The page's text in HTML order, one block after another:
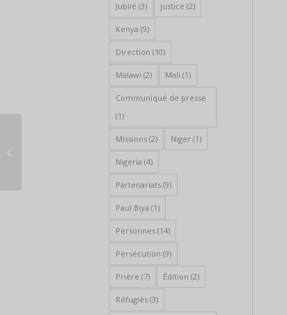
Jubilé (3) justice (2)
Kenya (9)
Direction (10)
Malawi (2) Mali (1)
Communiqué de presse
(1)
Missions (2) Niger (1)
Nigeria (4)
Partenariats (9)
Paul Biya (1)
Personnes (14)
Persécution (9)
Prière (7) Édition (2)
Réfugiés (3)
Retraite virtuelle du personnel de